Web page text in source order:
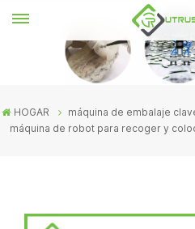
HOGAR máquina de embalaje
máquina de robot para recoger y